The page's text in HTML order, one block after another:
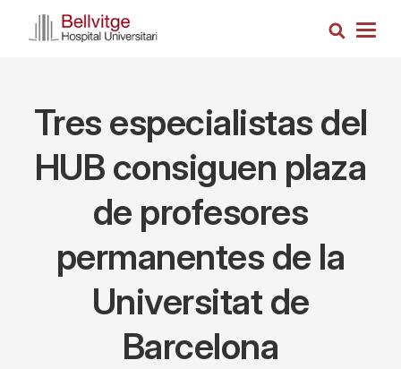
Busca
Tres especialistas del
HUB consiguen plaza
de profesores
permanentes de la
Universitat de
Barcelona